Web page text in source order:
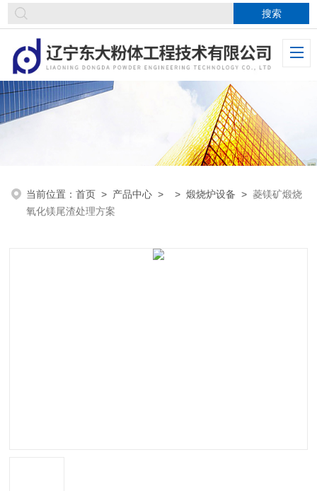
当前位置：首页 > 产品中心 > >煅烧炉设备 >菱镁矿煅烧
氧化镁尾渣处理方案